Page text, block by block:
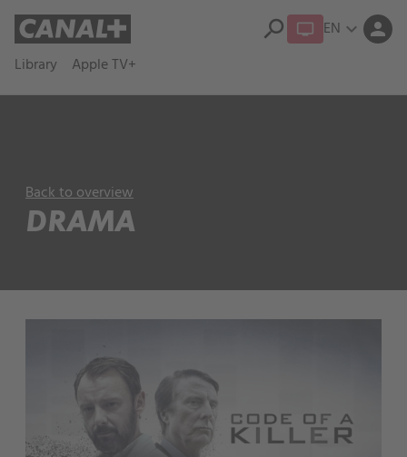
Library Apple TV+
search EN expand_more person
Back to overview
DRAMA